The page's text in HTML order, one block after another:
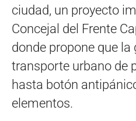
ciudad, un proyecto
Concejal del Frente
donde propone que la
transporte urbano de
hasta botón
elementos.